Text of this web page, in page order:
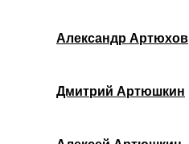
Александр Артюхов
Дмитрий Артюшкин